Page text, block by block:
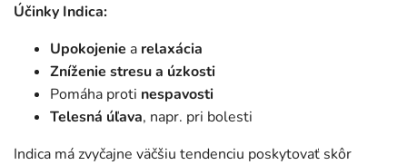
Účinky Indica:
Upokojenie a relaxácia
Zníženie stresu a úzkosti
Pomáha proti nespavosti
Telesná úľava, napr. pri bolesti
Indica má zvyčajne väčšiu tendenciu poskytovať skôr